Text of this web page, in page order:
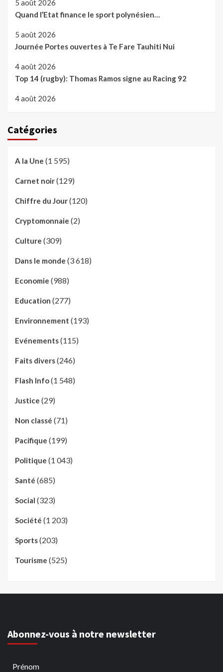
5 août 2026
Quand l’Etat finance le sport polynésien…
5 août 2026
Journée Portes ouvertes à Te Fare Tauhiti Nui
4 août 2026
Top 14 (rugby): Thomas Ramos signe au Racing 92
4 août 2026
Catégories
A la Une (1 595)
Carnet noir(129)
Chiffre du Jour(120)
Cryptomonnaie (2)
Culture (309)
Dans le monde (3 618)
Economie (988)
Education (277)
Environnement (193)
Evénements(115)
Faits divers(246)
Flash Info(1 548)
Justice (29)
Non classé (71)
Pacifique (199)
Politique (1 043)
Santé (685)
Social (323)
Société (1 203)
Sports(203)
Tourisme (525)
Abonnez-vous à notre newsletter
Prénom